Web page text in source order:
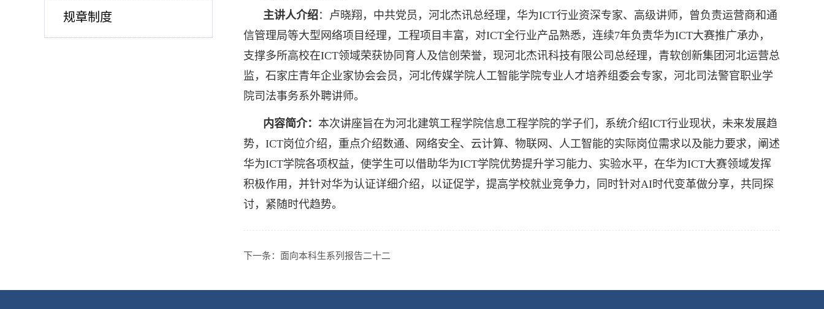
规章制度
主讲人介绍：卢晓翔，中共党员，河北杰讯总经理，华为ICT行业资深专家、高级讲师，曾负责运营商和通
信管理局等大型网络项目经理，工程项目丰富，对ICT全行业产品熟悉，连续7年负责华为ICT大赛推广承办，
支撑多所高校在ICT领域荣获协同育人及信创荣誉，现河北杰讯科技有限公司总经理，青软创新集团河北运营总
监，石家庄青年企业家协会会员，河北传媒学院人工智能学院专业人才培养组委会专家，河北司法警官职业学
院司法事务系外聘讲师。
内容简介： 本次讲座旨在为河北建筑工程学院信息工程学院的学子们，系统介绍ICT行业现状，未来发展趋
势，ICT岗位介绍，重点介绍数通、网络安全、云计算、物联网、人工智能的实际岗位需求以及能力要求，阐述
华为ICT学院各项权益，使学生可以借助华为ICT学院优势提升学习能力、实验水平，在华为ICT大赛领域发挥
积极作用，并针对华为认证详细介绍，以证促学，提高学校就业竞争力，同时针对AI时代变革做分享，共同探
讨，紧随时代趋势。
下一条： 面向本科生系列报告二十二